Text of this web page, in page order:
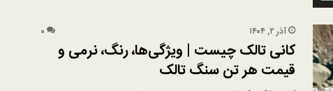
آذر ۲, ۱۴۰۴ ۰
کانی تالک چیست | ویژگی‌ها، رنگ، نرمی و
قیمت هر تن سنگ تالک